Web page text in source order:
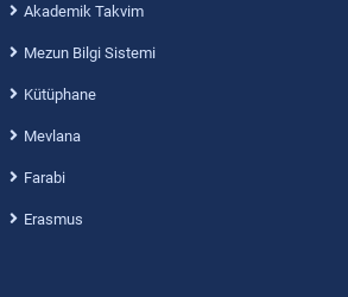
Akademik Takvim
Mezun Bilgi Sistemi
Kütüphane
Mevlana
Farabi
Erasmus